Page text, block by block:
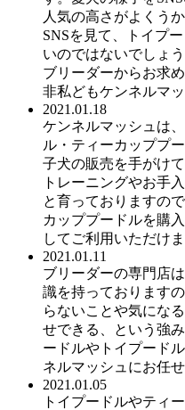
人気の高さがよくう
SNSを見て、トイプ
いのではないでしょ
ブリーダーからお求
非私どもケンネルマ
2021.01.18
ケンネルマッシュは
ル・ティーカッププ
子犬の販売を手がけ
トレーニングやお手
と育っておりますの
カッププードルを購
してご利用いただけま
2021.01.11
ブリーダーの専門店
識を持っております
らないことや気にな
せできる、という強
ードルやトイプード
ネルマッシュにお任せ
2021.01.05
トイプードルやティ